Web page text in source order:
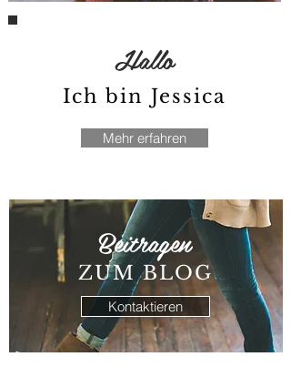
Hallo
Ich bin Jessica
Mehr erfahren
Beitragen
ZUM BLOG
Kontaktieren